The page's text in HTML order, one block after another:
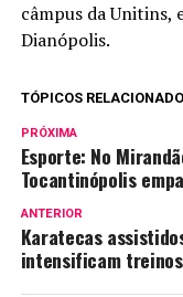
câmpus da Unitins,
Dianópolis.
TÓPICOS
PRÓXIMA
Esporte: No
Tocantinópolis
ANTERIOR
Karatecas
intensificam